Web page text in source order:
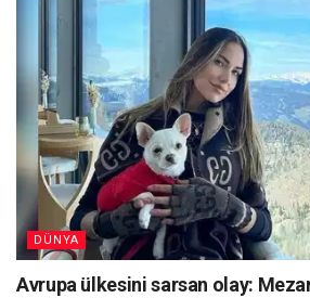
DÜNYA
Avrupa ülkesini sarsan olay: Mezar